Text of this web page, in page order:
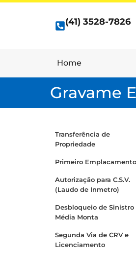
(41) 3528-7826
Home
Gravame
Transferência de
Propriedade
Primeiro Emplacamento
Autorização para C.S.V.
(Laudo de Inmetro)
Desbloqueio de Sinistro
Média Monta
Segunda Via de CRV e
Licenciamento